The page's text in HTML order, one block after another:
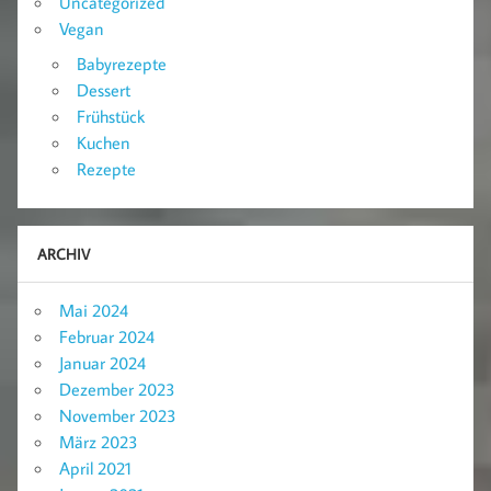
Vegan
Babyrezepte
Dessert
Frühstück
Kuchen
Rezepte
ARCHIV
Mai 2024
Februar 2024
Januar 2024
Dezember 2023
November 2023
März 2023
April 2021